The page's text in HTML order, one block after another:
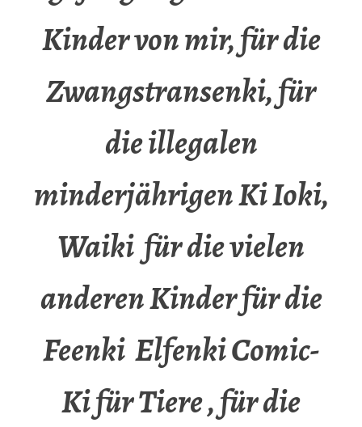
Kinder von mir, für die
Zwangstransenki, für
die illegalen
minderjährigen Ki Ioki,
Waiki für die vielen
anderen Kinder für die
Feenki Elfenki Comic-
Ki für Tiere , für die